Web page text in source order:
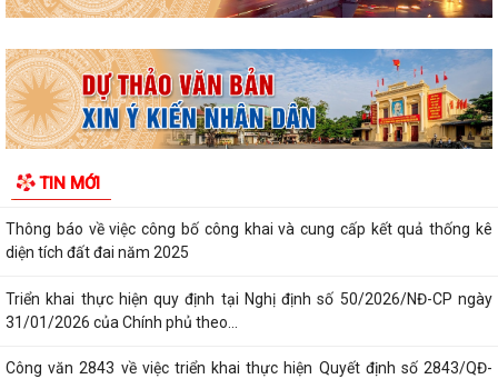
TIN MỚI
Công văn 2843 về việc triển khai thực hiện Quyết định số 2843/QĐ-
Triển khai, thực hiện ý kiến chỉ đạo của Ban Thường vụ Thành ủy tại
Thông báo số 485-TB/TU, ngày...
địa chỉ thửa đất tại TDP Đồng...
Thông báo về việc công bố công khai Quyết định số 55/2026/QĐ-
UBND ngày 08/7/2026 của UBND thành phố...
Công bố công khai danh mục thủ tục hành chính đủ điều kiện cung cấp
dịch vụ công trực tuyến và thủ...
Thông báo Ban hành bổ sung, sửa đổi mã định danh cho các cơ quan,